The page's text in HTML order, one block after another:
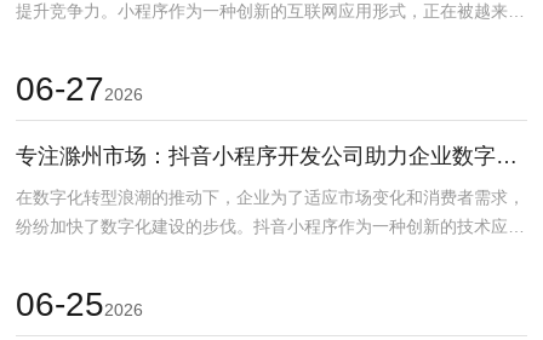
提升竞争力。小程序作为一种创新的互联网应用形式，正在被越来越
06-272026
专注滁州市场：抖音小程序开发公司助力企业数字化转型
在数字化转型浪潮的推动下，企业为了适应市场变化和消费者需求，
纷纷加快了数字化建设的步伐。抖音小程序作为一种创新的技术应
06-252026